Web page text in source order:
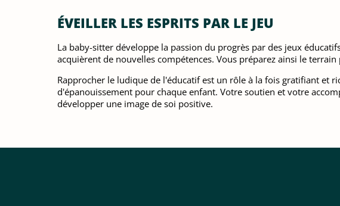
ÉVEILLER LES ESPRITS PAR LE JEU
La baby-sitter développe la passion du progrès par des jeux
acquièrent de nouvelles compétences. Vous préparez ainsi le
Rapprocher le ludique de l'éducatif est un rôle à la fois gratifiant et
d'épanouissement pour chaque enfant. Votre soutien et votre
développer une image de soi positive.